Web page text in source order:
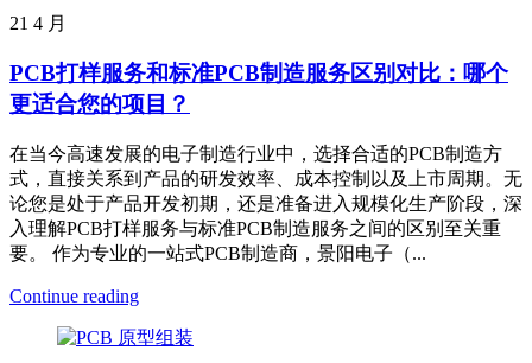
21 4 月
PCB打样服务和标准PCB制造服务区别对比：哪个
更适合您的项目？
在当今高速发展的电子制造行业中，选择合适的PCB制造方
式，直接关系到产品的研发效率、成本控制以及上市周期。无
论您是处于产品开发初期，还是准备进入规模化生产阶段，深
入理解PCB打样服务与标准PCB制造服务之间的区别至关重
要。 作为专业的一站式PCB制造商，景阳电子（...
Continue reading